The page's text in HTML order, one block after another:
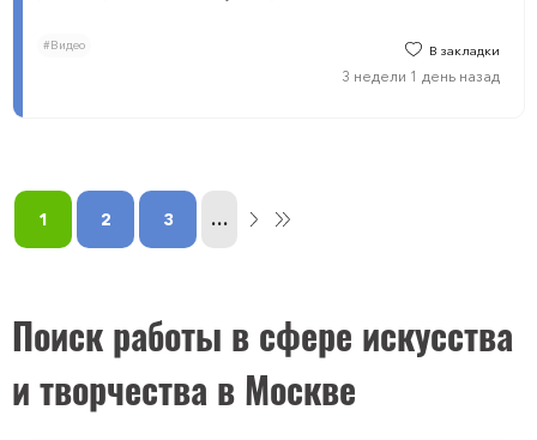
#Видео В закладки
3 недели 1 день назад
1 2 3 …
Поиск работы в сфере искусства
и творчества в Москве